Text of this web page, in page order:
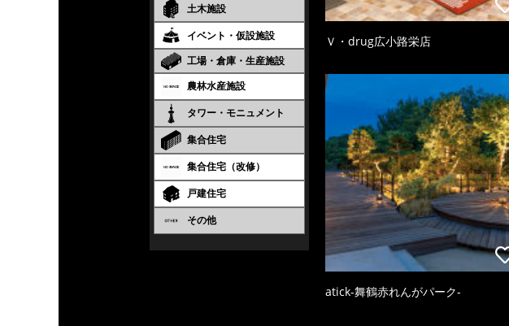
土木施設
イベント・仮設施設
工場・倉庫・生産施設
農林水産施設
タワー・モニュメント
集合住宅
集合住宅（改修）
戸建住宅
その他
Ｖ・drug広小路栄店
atick-舞鶴赤れんがパーク-